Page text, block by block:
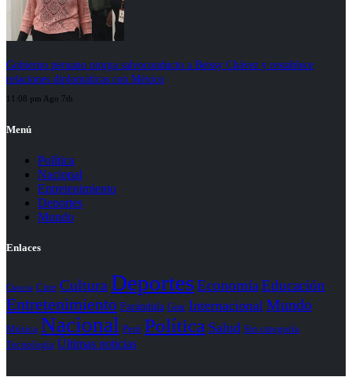
Gobierno peruano otorga salvoconducto a Betssy Chávez y restablece
relaciones diplomáticas con México
11:08 pm Ago 7th
Menú
Política
Nacional
Entretenimiento
Deportes
Mundo
Enlaces
Ciencia Cine Cultura DeportesEconomíaEducación
Entretenimiento Farándula Gear Internacional Mundo
Música Nacional Perú Política Salud Sin categoría
Tecnología Últimas noticias